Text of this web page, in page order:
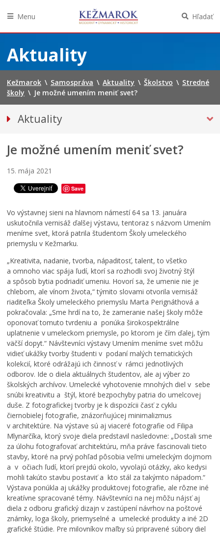
obsah
Menu Hľadať
Aktuality
Kežmarok \ Samospráva \ Aktuality \ Školstvo \ Stredné
školy \ Je možné umením meniť svet?
Aktuality
Spravodajstvo
Literárny Kežmarok
ŠKOLSTVO
Materské školy
Základné školy
Základná umelecká škola
Bezpečnosť
Životné prostredie
Zdravie
Cirkev
Šport
Je možné umením meniť svet?
15. mája 2021
Save
Vo výstavnej sieni na hlavnom námestí 64 sa 13. januára
uskutočnila vernisáž ďalšej výstavu, tentoraz s názvom Umením
meníme svet, ktorá patrila študentom Školy umeleckého
priemyslu v Kežmarku.
„Kreativita, nadanie, tvorba, nápaditosť, talent, to všetko
a omnoho viac spája ľudí, ktorí sa rozhodli svoj životný štýl
a spôsob bytia podriadiť umeniu. Hovorí sa, že umenie nie je
chlebom, ale vínom života,“ týmito slovami otvorila vernisáž
riaditeľka Školy umeleckého priemyslu Marta Perignáthová a
pokračovala: „Sme hrdí na to, že zameranie našej školy môže
oponovať tomuto tvrdeniu a ponúka širokospektrálne
uplatnenie v umeleckom priemysle, po ktorom je čím ďalej, tým
väčší dopyt.“ Návštevníci výstavy Umením meníme svet môžu
vidieť ukážky tvorby študenti v podaní malých tematických
kolekcií, ktoré odrážajú ich činnosť v rámci jednotlivých
odborov. Ide o diela aktuálnych študentov, ale aj výber zo
školských archívov. Umelecké vyhotovenie mnohých diel v sebe
snúbi kreativitu a štýl, ktoré bezpochyby patria do umelcovej
duše. Z fotografickej tvorby je k dispozícii časť z cyklu
čiernobielej fotografie, znázorňujúcej minimalizmus
v architektúre. Na výstave sú aj viaceré fotografie od Filipa
Mlynarčíka, ktorý svoje diela predstavil nasledovne: „Dostali sme
za úlohu fotografovať architektúru, mňa práve fascinovali tieto
stavby, ktoré na prvý pohľad pôsobia veľmi umeleckým dojmom
a v očiach ľudí, ktorí prejdú okolo, vyvolajú otázky, ako kedysi
mohli takúto stavbu postaviť a kto stál za takýmto nápadom.“
Výstava ponúkla aj ukážky produktovej fotografie, ale rôzne iné
kreatívne spracované témy. Návštevníci na nej môžu nájsť aj
diela z odboru grafický dizajn v zastúpení návrhov na poštové
známky, loga školy, priemyselné a umelecké produkty a iné 2D
grafické štúdie. Pre milovníkov maľby sú pripravené súbory diel
L
e
t
n
é
k
ú
p
a
l
i
s
k
o
v
K
e
ž
m
a
r
k
u
m
e
n
í
J
u
h
d
e
f
i
n
i
t
í
v
n
e
p
a
t
r
í
K
e
ž
m
a
r
k
u
,
k
a
t
a
P
r
e
c
h
á
d
z
k
a
č
a
s
o
m
:
K
o
s
t
o
l
N
a
j
s
v
ä
t
e
j